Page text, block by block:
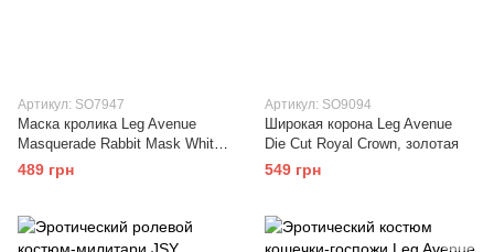
Артикул: SO7947
Маска кролика Leg Avenue
Masquerade Rabbit Mask White,
длинные ушки, на резинке
489 грн
Артикул: SO9094
Широкая корона Leg Avenue
Die Cut Royal Crown, золотая
549 грн